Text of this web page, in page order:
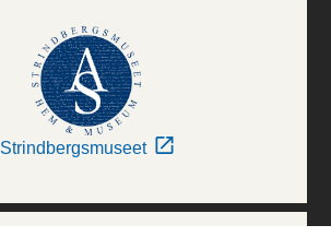
Strindbergsmuseet